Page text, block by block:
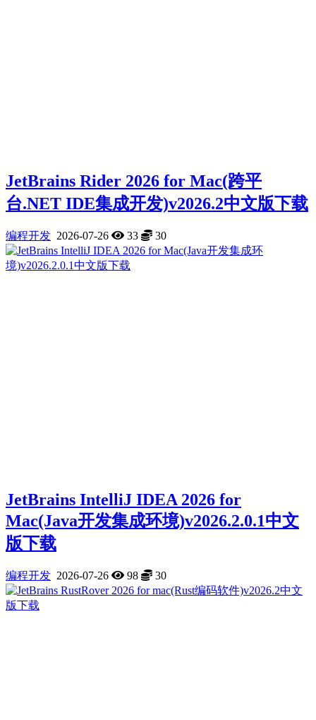
JetBrains Rider 2026 for Mac(跨平
台.NET IDE集成开发)v2026.2中文版下载
编程开发 2026-07-26 33 30
JetBrains IntelliJ IDEA 2026 for
Mac(Java开发集成环境)v2026.2.0.1中文
版下载
编程开发 2026-07-26 98 30